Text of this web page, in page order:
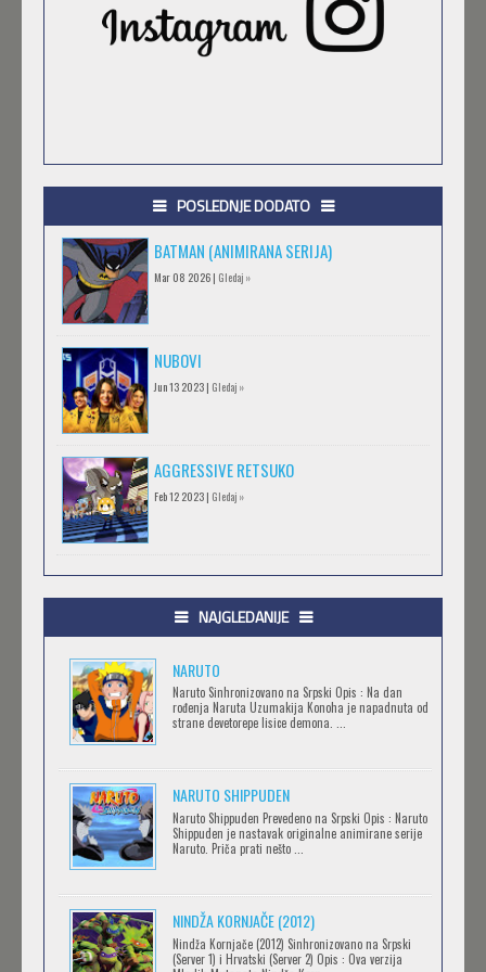
POSLEDNJE DODATO
BATMAN (ANIMIRANA SERIJA)
Mar 08 2026 | Gledaj »
NUBOVI
Jun 13 2023 | Gledaj »
AGGRESSIVE RETSUKO
Feb 12 2023 | Gledaj »
.HACK//GIFT
.HACK//LIMINALITY
Feb 12 2023 |Gledaj »
SOVA I EKIPA
Feb 12 2023 |Gledaj »
BLOODIVORES
Feb 12 2023 |Gledaj »
NAJGLEDANIJE
NARUTO
Naruto Sinhronizovano na Srpski Opis : Na dan
rođenja Naruta Uzumakija Konoha je napadnuta od
strane devetorepe lisice demona. ...
NARUTO SHIPPUDEN
Naruto Shippuden Prevedeno na Srpski Opis : Naruto
Shippuden je nastavak originalne animirane serije
Naruto. Priča prati nešto ...
NINDŽA KORNJAČE (2012)
Nindža Kornjače (2012) Sinhronizovano na Srpski
(Server 1) i Hrvatski (Server 2) Opis : Ova verzija